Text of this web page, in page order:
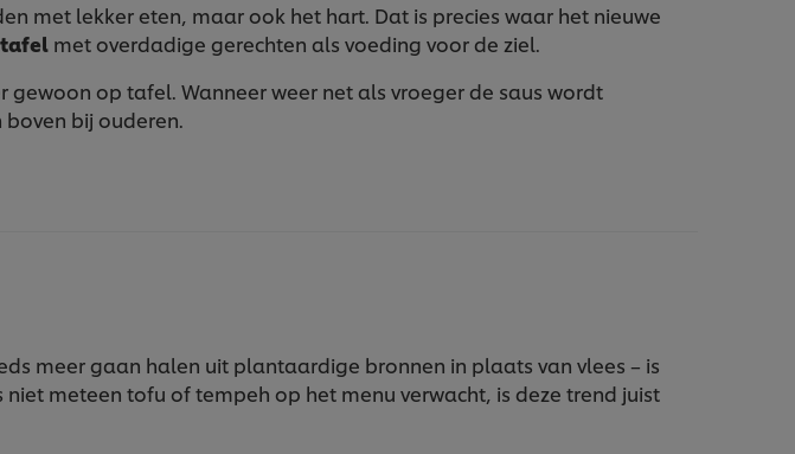
met lekker eten, maar ook het hart. Dat is precies waar het nieuwe
tafel met overdadige gerechten als voeding voor de ziel.
op tafel. Wanneer weer net als vroeger de saus wordt
bij ouderen.
meer gaan halen uit plantaardige bronnen in plaats van vlees – is
meteen tofu of tempeh op het menu verwacht, is deze trend juist